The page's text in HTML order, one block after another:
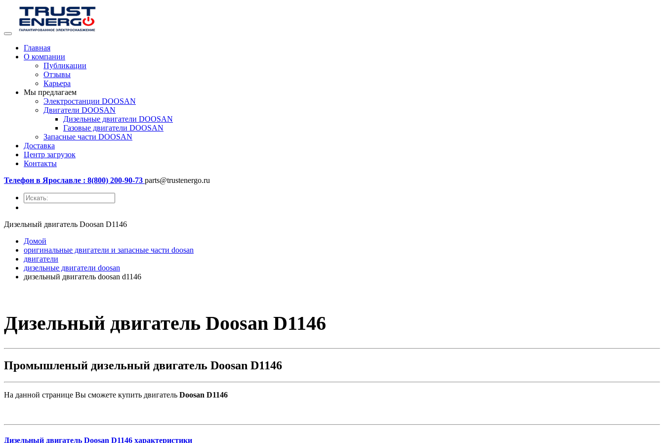
Главная
О компании
Публикации
Отзывы
Карьера
Мы предлагаем
Электростанции DOOSAN
Двигатели DOOSAN
Дизельные двигатели DOOSAN
Газовые двигатели DOOSAN
Запасные части DOOSAN
Доставка
Центр загрузок
Контакты
Телефон в Ярославле : 8(800) 200-90-73 parts@trustenergo.ru
Дизельный двигатель Doosan D1146
Домой
оригинальные двигатели и запасные части doosan
двигатели
дизельные двигатели doosan
дизельный двигатель doosan d1146
Дизельный двигатель Doosan D1146
Промышленый дизельный двигатель Doosan D1146
На данной странице Вы сможете купить двигатель Doosan D1146
Дизельный двигатель Doosan D1146 характеристики